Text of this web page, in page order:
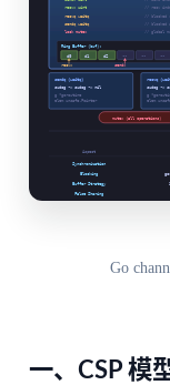
Go
一、CSP 模